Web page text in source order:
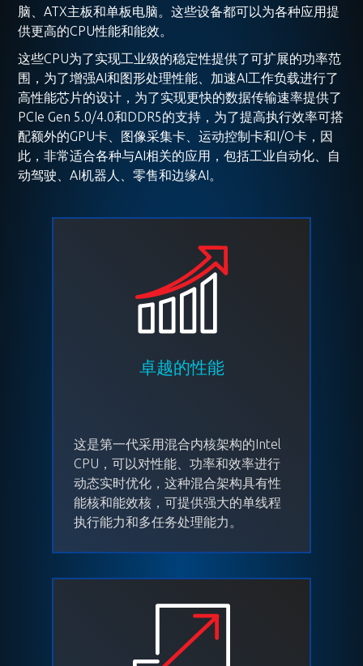
脑、ATX主板和单板电脑。这些设备都可以为各种应用提
供更高的CPU性能和能效。
这些CPU为了实现工业级的稳定性提供了可扩展的功率范
围，为了增强AI和图形处理性能、加速AI工作负载进行了
高性能芯片的设计，为了实现更快的数据传输速率提供了
PCIe Gen 5.0/4.0和DDR5的支持，为了提高执行效率可搭
配额外的GPU卡、图像采集卡、运动控制卡和I/O卡，因
此，非常适合各种与AI相关的应用，包括工业自动化、自
动驾驶、AI机器人、零售和边缘AI。
卓越的性能
这是第一代采用混合内核架构的Intel
CPU，可以对性能、功率和效率进行
动态实时优化，这种混合架构具有性
能核和能效核，可提供强大的单线程
执行能力和多任务处理能力。